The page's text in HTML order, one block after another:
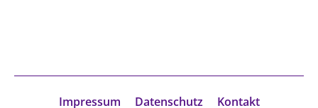
Impressum Datenschutz Kontakt